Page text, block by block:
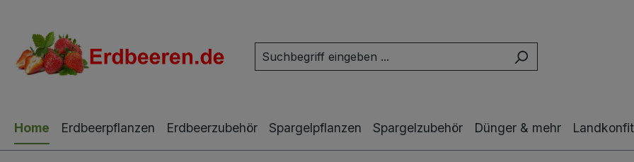
Home Erdbeerpflanzen Erdbeerzubehör Spargelpflanzen Spargelzubehör Dünger & mehr